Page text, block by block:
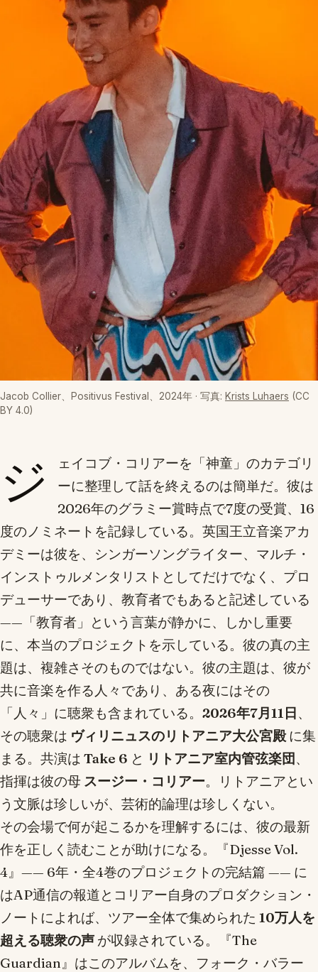
Jacob Collier、Positivus Festival、2024年 · 写真: Krists Luhaers (CC
BY 4.0)
ジ
ェイコブ・コリアーを「神童」のカテゴリ
ーに整理して話を終えるのは簡単だ。彼は
2026年のグラミー賞時点で7度の受賞、16
度のノミネートを記録している。英国王立音楽アカ
デミーは彼を、シンガーソングライター、マルチ・
インストゥルメンタリストとしてだけでなく、プロ
デューサーであり、教育者でもあると記述している
——「教育者」という言葉が静かに、しかし重要
に、本当のプロジェクトを示している。彼の真の主
題は、複雑さそのものではない。彼の主題は、彼が
共に音楽を作る人々であり、ある夜にはその
「人々」に聴衆も含まれている。 2026年7月11日、
その聴衆は ヴィリニュスのリトアニア大公宮殿に集
まる。共演は Take 6 と リトアニア室内管弦楽団、
指揮は彼の母 スージー・コリアー。リトアニアとい
う文脈は珍しいが、芸術的論理は珍しくない。
その会場で何が起こるかを理解するには、彼の最新
作を正しく読むことが助けになる。『Djesse Vol.
4』—— 6年・全4巻のプロジェクトの完結篇 —— に
はAP通信の報道とコリアー自身のプロダクション・
ノートによれば、ツアー全体で集められた 10万人を
超える聴衆の声 が収録されている。『The
Guardian』はこのアルバムを、フォーク・バラー